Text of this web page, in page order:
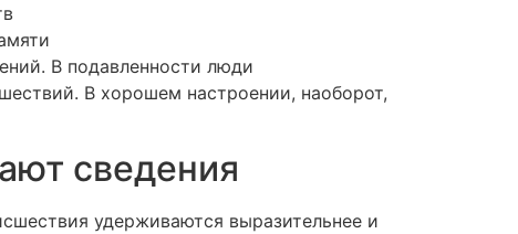
В подавленности люди
В хорошем настроении, наоборот,
сведения
удерживаются выразительнее и